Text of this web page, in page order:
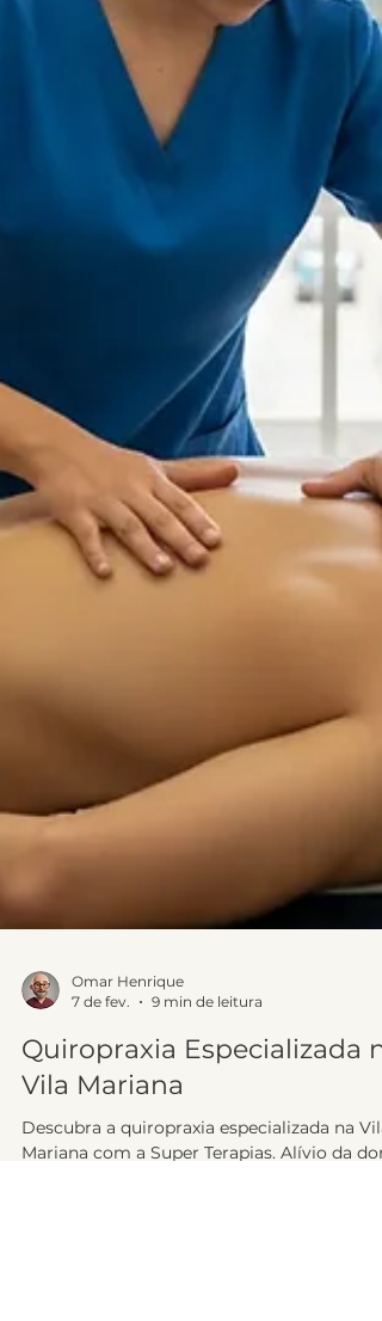
9 min de leitura
Quiropraxia Especializada
Vila Mariana
Descubra a quiropraxia especializada na Vila